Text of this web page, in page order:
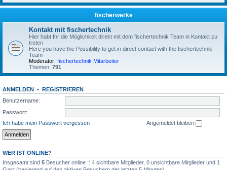
fischerwerke
Kontakt mit fischertechnik
Hier habt Ihr die Möglichkeit direkt mit dem fischertechnik Team in Kontakt zu
treten
Here you have the Possibility to get in direct contact with the fischertechnik-
Team
Moderator: fischertechnik Mitarbeiter
Themen: 791
ANMELDEN • REGISTRIEREN
Benutzername:
Passwort:
Ich habe mein Passwort vergessen
Angemeldet bleiben
WER IST ONLINE?
Insgesamt sind 5 Besucher online :: 4 sichtbare Mitglieder, 0 unsichtbare Mitglieder und 1